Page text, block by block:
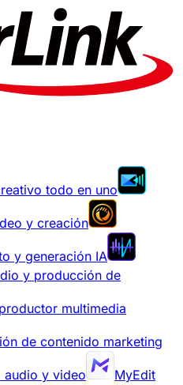
todo en uno
y creación
y generación IA
y producción de
multimedia
de contenido marketing
audio y video
MyEdit